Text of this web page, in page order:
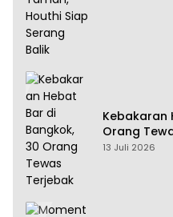
Kebakaran
Orang
13 Juli 2026